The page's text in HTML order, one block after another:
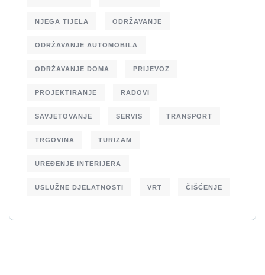
NJEGA TIJELA ODRŽAVANJE
ODRŽAVANJE AUTOMOBILA
ODRŽAVANJE DOMA PRIJEVOZ
PROJEKTIRANJE RADOVI
SAVJETOVANJE SERVIS TRANSPORT
TRGOVINA TURIZAM
UREĐENJE INTERIJERA
USLUŽNE DJELATNOSTI VRT ČIŠĆENJE